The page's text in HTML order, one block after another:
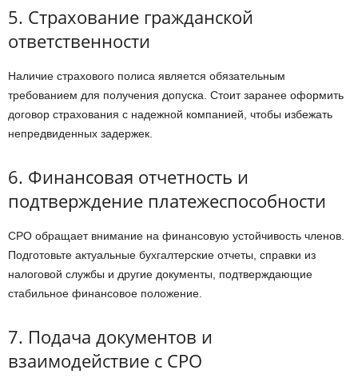
5. Страхование гражданской
ответственности
Наличие страхового полиса является обязательным
требованием для получения допуска. Стоит заранее оформить
договор страхования с надежной компанией, чтобы избежать
непредвиденных задержек.
6. Финансовая отчетность и
подтверждение платежеспособности
СРО обращает внимание на финансовую устойчивость членов.
Подготовьте актуальные бухгалтерские отчеты, справки из
налоговой службы и другие документы, подтверждающие
стабильное финансовое положение.
7. Подача документов и
взаимодействие с СРО